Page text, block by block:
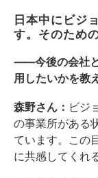
日本中にビジ
す。そのため
⸺今後の会社と
用したいかを教
森野さん： ビジ
の事業所がある
ています。この
に共感してくれ